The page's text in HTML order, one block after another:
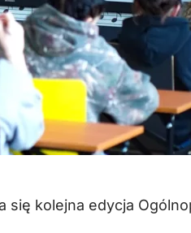
się kolejna edycja